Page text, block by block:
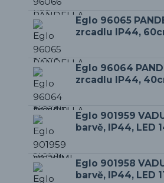
Eglo 96065
zrcadlu IP44,
Eglo 96064
zrcadlu IP44,
Eglo 901959
barvě, IP44, LED
Eglo 901958
barvě, IP44, LED